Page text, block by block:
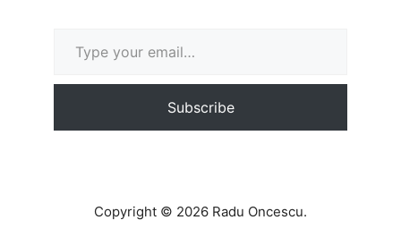
Subscribe
Copyright © 2026 Radu Oncescu.